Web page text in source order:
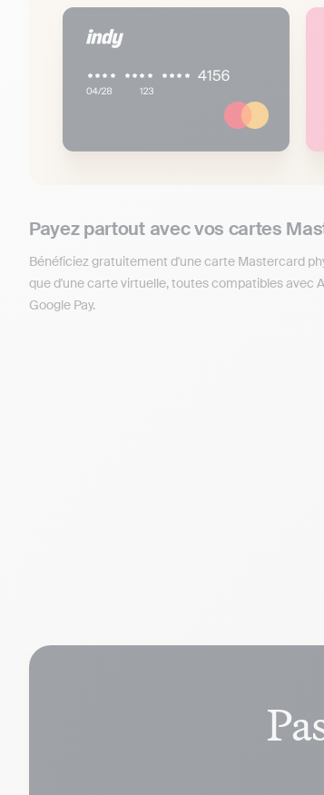
Payez partout avec vos cartes
Bénéficiez gratuitement d'une carte Mastercard
que d'une carte virtuelle, toutes compatibles avec
Google Pay.